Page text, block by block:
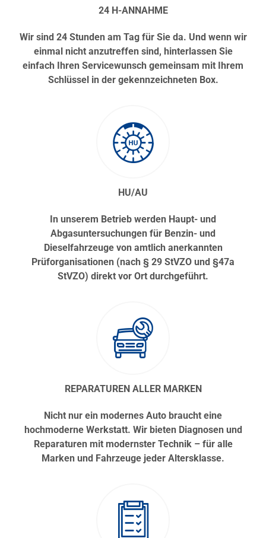
24 H-ANNAHME
Wir sind 24 Stunden am Tag für Sie da. Und wenn wir
einmal nicht anzutreffen sind, hinterlassen Sie
einfach Ihren Servicewunsch gemeinsam mit Ihrem
Schlüssel in der gekennzeichneten Box.
HU/AU
In unserem Betrieb werden Haupt- und
Abgasuntersuchungen für Benzin- und
Dieselfahrzeuge von amtlich anerkannten
Prüforganisationen (nach § 29 StVZO und §47a
StVZO) direkt vor Ort durchgeführt.
REPARATUREN ALLER MARKEN
Nicht nur ein modernes Auto braucht eine
hochmoderne Werkstatt. Wir bieten Diagnosen und
Reparaturen mit modernster Technik – für alle
Marken und Fahrzeuge jeder Altersklasse.